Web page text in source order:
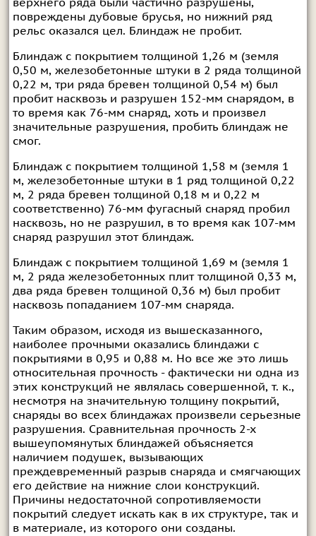
верхнего ряда были частично разрушены,
повреждены дубовые брусья, но нижний ряд
рельс оказался цел. Блиндаж не пробит.
Блиндаж с покрытием толщиной 1,26 м (земля
0,50 м, железобетонные штуки в 2 ряда толщиной
0,22 м, три ряда бревен толщиной 0,54 м) был
пробит насквозь и разрушен 152-мм снарядом, в
то время как 76-мм снаряд, хоть и произвел
значительные разрушения, пробить блиндаж не
смог.
Блиндаж с покрытием толщиной 1,58 м (земля 1
м, железобетонные штуки в 1 ряд толщиной 0,22
м, 2 ряда бревен толщиной 0,18 м и 0,22 м
соответственно) 76-мм фугасный снаряд пробил
насквозь, но не разрушил, в то время как 107-мм
снаряд разрушил этот блиндаж.
Блиндаж с покрытием толщиной 1,69 м (земля 1
м, 2 ряда железобетонных плит толщиной 0,33 м,
два ряда бревен толщиной 0,36 м) был пробит
насквозь попаданием 107-мм снаряда.
Таким образом, исходя из вышесказанного,
наиболее прочными оказались блиндажи с
покрытиями в 0,95 и 0,88 м. Но все же это лишь
относительная прочность - фактически ни одна из
этих конструкций не являлась совершенной, т. к.,
несмотря на значительную толщину покрытий,
снаряды во всех блиндажах произвели серьезные
разрушения. Сравнительная прочность 2-х
вышеупомянутых блиндажей объясняется
наличием подушек, вызывающих
преждевременный разрыв снаряда и смягчающих
его действие на нижние слои конструкций.
Причины недостаточной сопротивляемости
покрытий следует искать как в их структуре, так и
в материале, из которого они созданы.